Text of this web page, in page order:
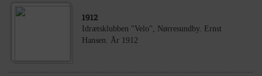
1912
Idrætsklubben "Velo", Nørresundby. Ernst
Hansen. År 1912